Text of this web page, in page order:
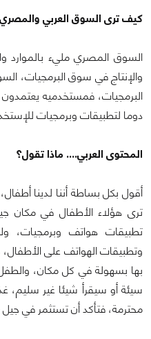
كيف ترى السوق العربي والمصري
السوق المصري مليء بالموارد
والإنتاج في سوق البرمجيات،
البرمجيات، فمستخدميه يعتمدون
دوما لتطبيقات وبرمجيات
المحتوى العربي.... ماذا تقول؟
أقول بكل بساطة أننا لدينا
ترى هؤلاء الأطفال في
تطبيقات هواتف وبرمجيات،
وتطبيقات الهواتف على
بها بسهولة في كل مكان،
سيئة أو سيقرأ شيئا غير سليم،
محترمة، فتأكد أن تستثمر في جيل